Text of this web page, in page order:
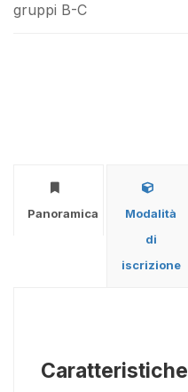
gruppi B-C
Panoramica
Modalità
di
iscrizione
Caratteristiche